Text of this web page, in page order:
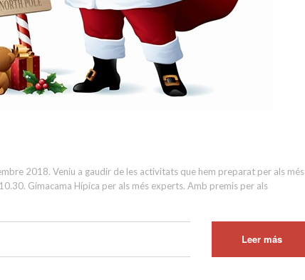
2018. Veniu a gaudir de les activitats que hem preparat per als més
Gimacama Hípica per als més experts. Amb premis per als
Leer más